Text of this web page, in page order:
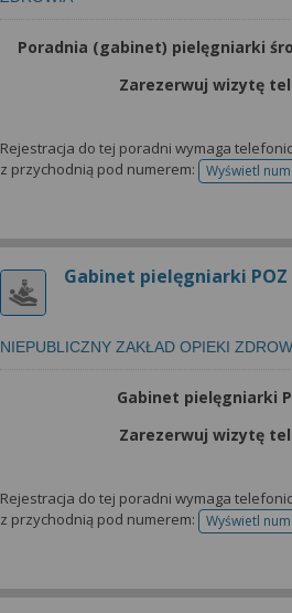
Poradnia (gabinet) pielęgniarki
Zarezerwuj wizytę
Rejestracja do tej poradni wymaga
z przychodnią pod numerem:
Wyświetl
Gabinet pielęgniarki
NIEPUBLICZNY ZAKŁAD OPIEKI
Gabinet pielęgniarki
Zarezerwuj wizytę
Rejestracja do tej poradni wymaga
z przychodnią pod numerem:
Wyświetl